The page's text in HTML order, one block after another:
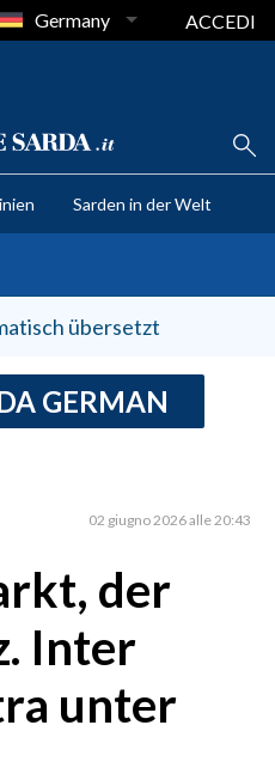
Germany ACCEDI
Sarden in der Welt
übersetzt
GERMAN
02 giugno 2026 alle 20:43
der
Inter
unter